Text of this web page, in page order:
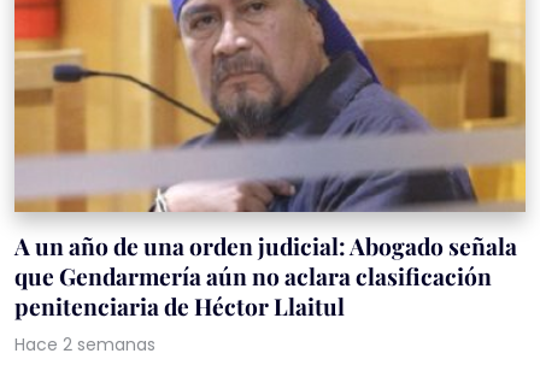
A un año de una orden judicial: Abogado señala
que Gendarmería aún no aclara clasificación
penitenciaria de Héctor Llaitul
Hace 2 semanas